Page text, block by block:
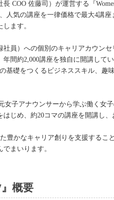
COO 佐藤司）が運営する『
気の講座を一律価格で最大4講
ます。
員）への個別のキャリアカウン
年間約2,000講座を独自に開講してい
基礎をつくるビジネススキル、趣
女子アナウンサーから学ぶ働く女
じめ、約20コマの講座を開講し
豊かなキャリア創りを支援する
まいります。
概要